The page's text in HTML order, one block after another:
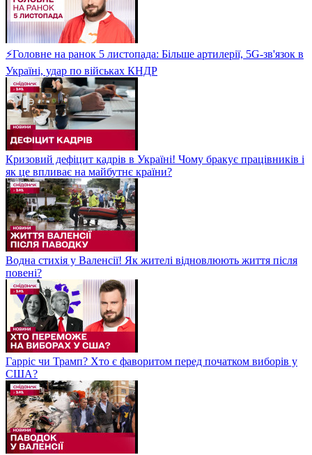
⚡Головне на ранок 5 листопада: Більше артилерії, 5G-зв'язок в
Україні, удар по військах КНДР
Кризовий дефіцит кадрів в Україні! Чому бракує працівників і
як це впливає на майбутнє країни?
Водна стихія у Валенсії! Як жителі відновлюють життя після
повені?
Гарріс чи Трамп? Хто є фаворитом перед початком виборів у
США?